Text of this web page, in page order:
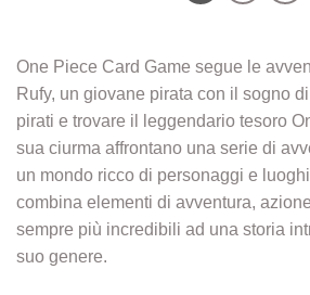
One Piece Card Game segue le
Rufy, un giovane pirata con il sogno
pirati e trovare il leggendario tesoro
sua ciurma affrontano una serie di
un mondo ricco di personaggi e
combina elementi di avventura,
sempre più incredibili ad una storia
suo genere.